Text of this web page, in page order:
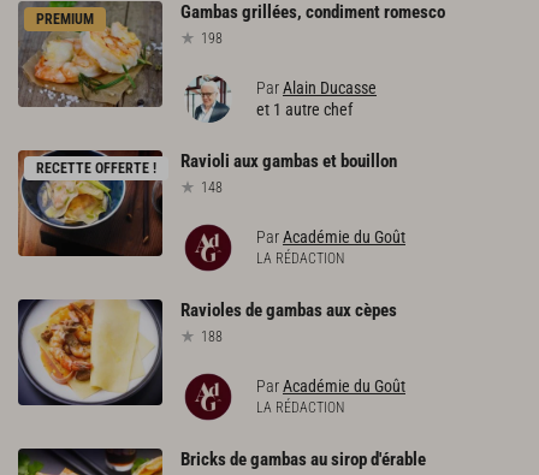
PREMIUM Gambasgrillées, condimentromesco
198
ParAlain Ducasse
et 1 autre chef
RECETTE OFFERTE ! Ravioli auxgambaset bouillon
148
ParAcadémie du Goût
LA RÉDACTION
Raviolesdegambasauxcèpes
188
ParAcadémie du Goût
LA RÉDACTION
Bricksdegambasausiropd'érable